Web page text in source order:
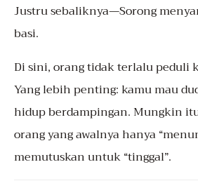
Justru sebaliknya—Sorong
basi.
Di sini, orang tidak terlalu peduli
Yang lebih penting: kamu mau
hidup berdampingan. Mungkin
orang yang awalnya hanya
memutuskan untuk “tinggal”.